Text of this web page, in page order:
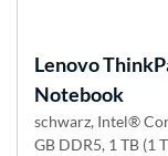
Lenovo
Notebook
schwarz, Intel®
GB DDR5, 1 TB (1